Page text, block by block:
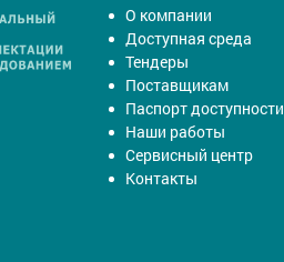
О компании
Доступная среда
Тендеры
Поставщикам
Паспорт доступности
Наши работы
Сервисный центр
Контакты